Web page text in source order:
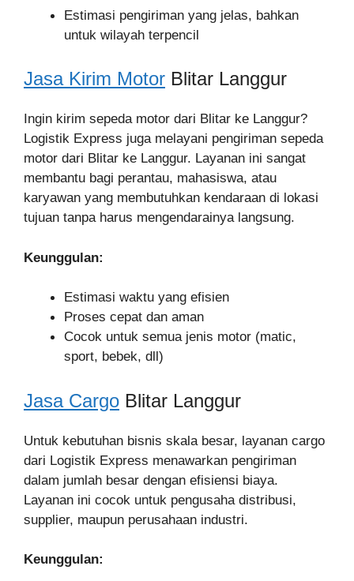
Estimasi pengiriman yang jelas, bahkan
untuk wilayah terpencil
Jasa Kirim Motor Blitar Langgur
Ingin kirim sepeda motor dari Blitar ke Langgur?
Logistik Express juga melayani pengiriman sepeda
motor dari Blitar ke Langgur. Layanan ini sangat
membantu bagi perantau, mahasiswa, atau
karyawan yang membutuhkan kendaraan di lokasi
tujuan tanpa harus mengendarainya langsung.
Keunggulan:
Estimasi waktu yang efisien
Proses cepat dan aman
Cocok untuk semua jenis motor (matic,
sport, bebek, dll)
Jasa Cargo Blitar Langgur
Untuk kebutuhan bisnis skala besar, layanan cargo
dari Logistik Express menawarkan pengiriman
dalam jumlah besar dengan efisiensi biaya.
Layanan ini cocok untuk pengusaha distribusi,
supplier, maupun perusahaan industri.
Keunggulan: